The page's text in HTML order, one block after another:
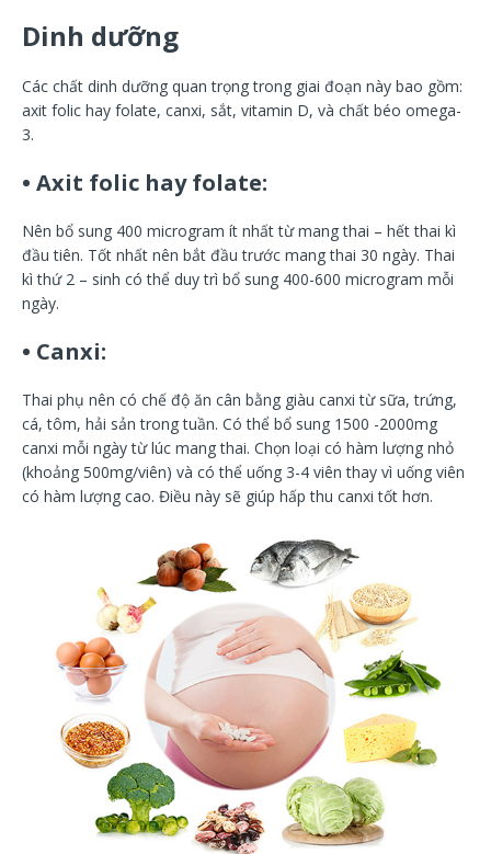
Dinh dưỡng
Các chất dinh dưỡng quan trọng trong giai đoạn này bao gồm:
axit folic hay folate, canxi, sắt, vitamin D, và chất béo omega-
3.
• Axit folic hay folate:
Nên bổ sung 400 microgram ít nhất từ mang thai – hết thai kì
đầu tiên. Tốt nhất nên bắt đầu trước mang thai 30 ngày. Thai
kì thứ 2 – sinh có thể duy trì bổ sung 400-600 microgram mỗi
ngày.
• Canxi:
Thai phụ nên có chế độ ăn cân bằng giàu canxi từ sữa, trứng,
cá, tôm, hải sản trong tuần. Có thể bổ sung 1500 -2000mg
canxi mỗi ngày từ lúc mang thai. Chọn loại có hàm lượng nhỏ
(khoảng 500mg/viên) và có thể uống 3-4 viên thay vì uống viên
có hàm lượng cao. Điều này sẽ giúp hấp thu canxi tốt hơn.